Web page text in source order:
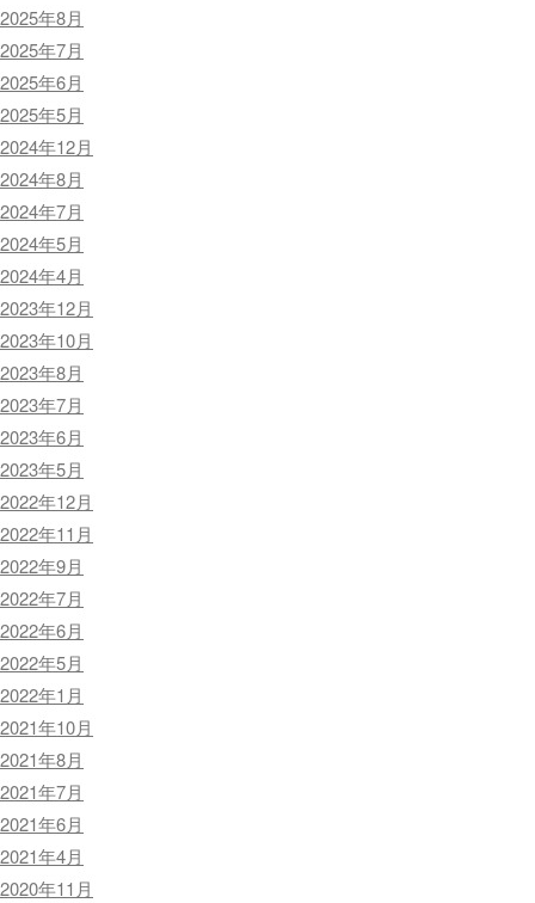
2025年8月
2025年7月
2025年6月
2025年5月
2024年12月
2024年8月
2024年7月
2024年5月
2024年4月
2023年12月
2023年10月
2023年8月
2023年7月
2023年6月
2023年5月
2022年12月
2022年11月
2022年9月
2022年7月
2022年6月
2022年5月
2022年1月
2021年10月
2021年8月
2021年7月
2021年6月
2021年4月
2020年11月